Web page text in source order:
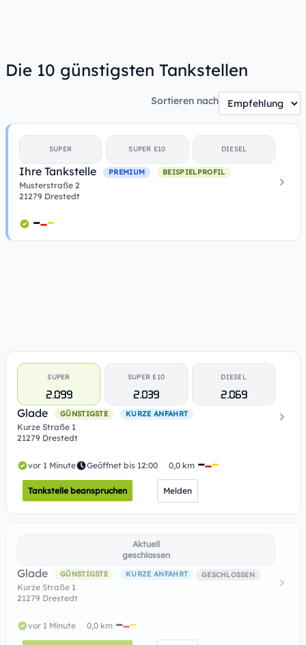
Die 10 günstigsten Tankstellen
Sortieren nach
SUPER SUPER E10 DIESEL
Ihre Tankstelle PREMIUM BEISPIELPROFIL
Musterstraße 2
21279 Drestedt
SUPER
2.099
SUPER E10
2.039
DIESEL
2.069
Glade
GÜNSTIGSTE KURZE ANFAHRT
Kurze Straße 1
21279 Drestedt
vor 1 Minute Geöffnet bis 12:00 0,0 km
Tankstelle beanspruchen Melden
Aktuell
geschlossen
Glade GÜNSTIGSTE KURZE ANFAHRT GESCHLOSSEN
Kurze Straße 1
21279 Drestedt
vor 1 Minute 0,0 km